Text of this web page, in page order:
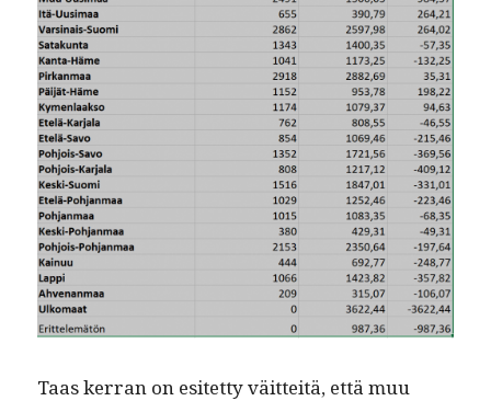
Taas ker­ran on esitet­ty väit­teitä, että muu